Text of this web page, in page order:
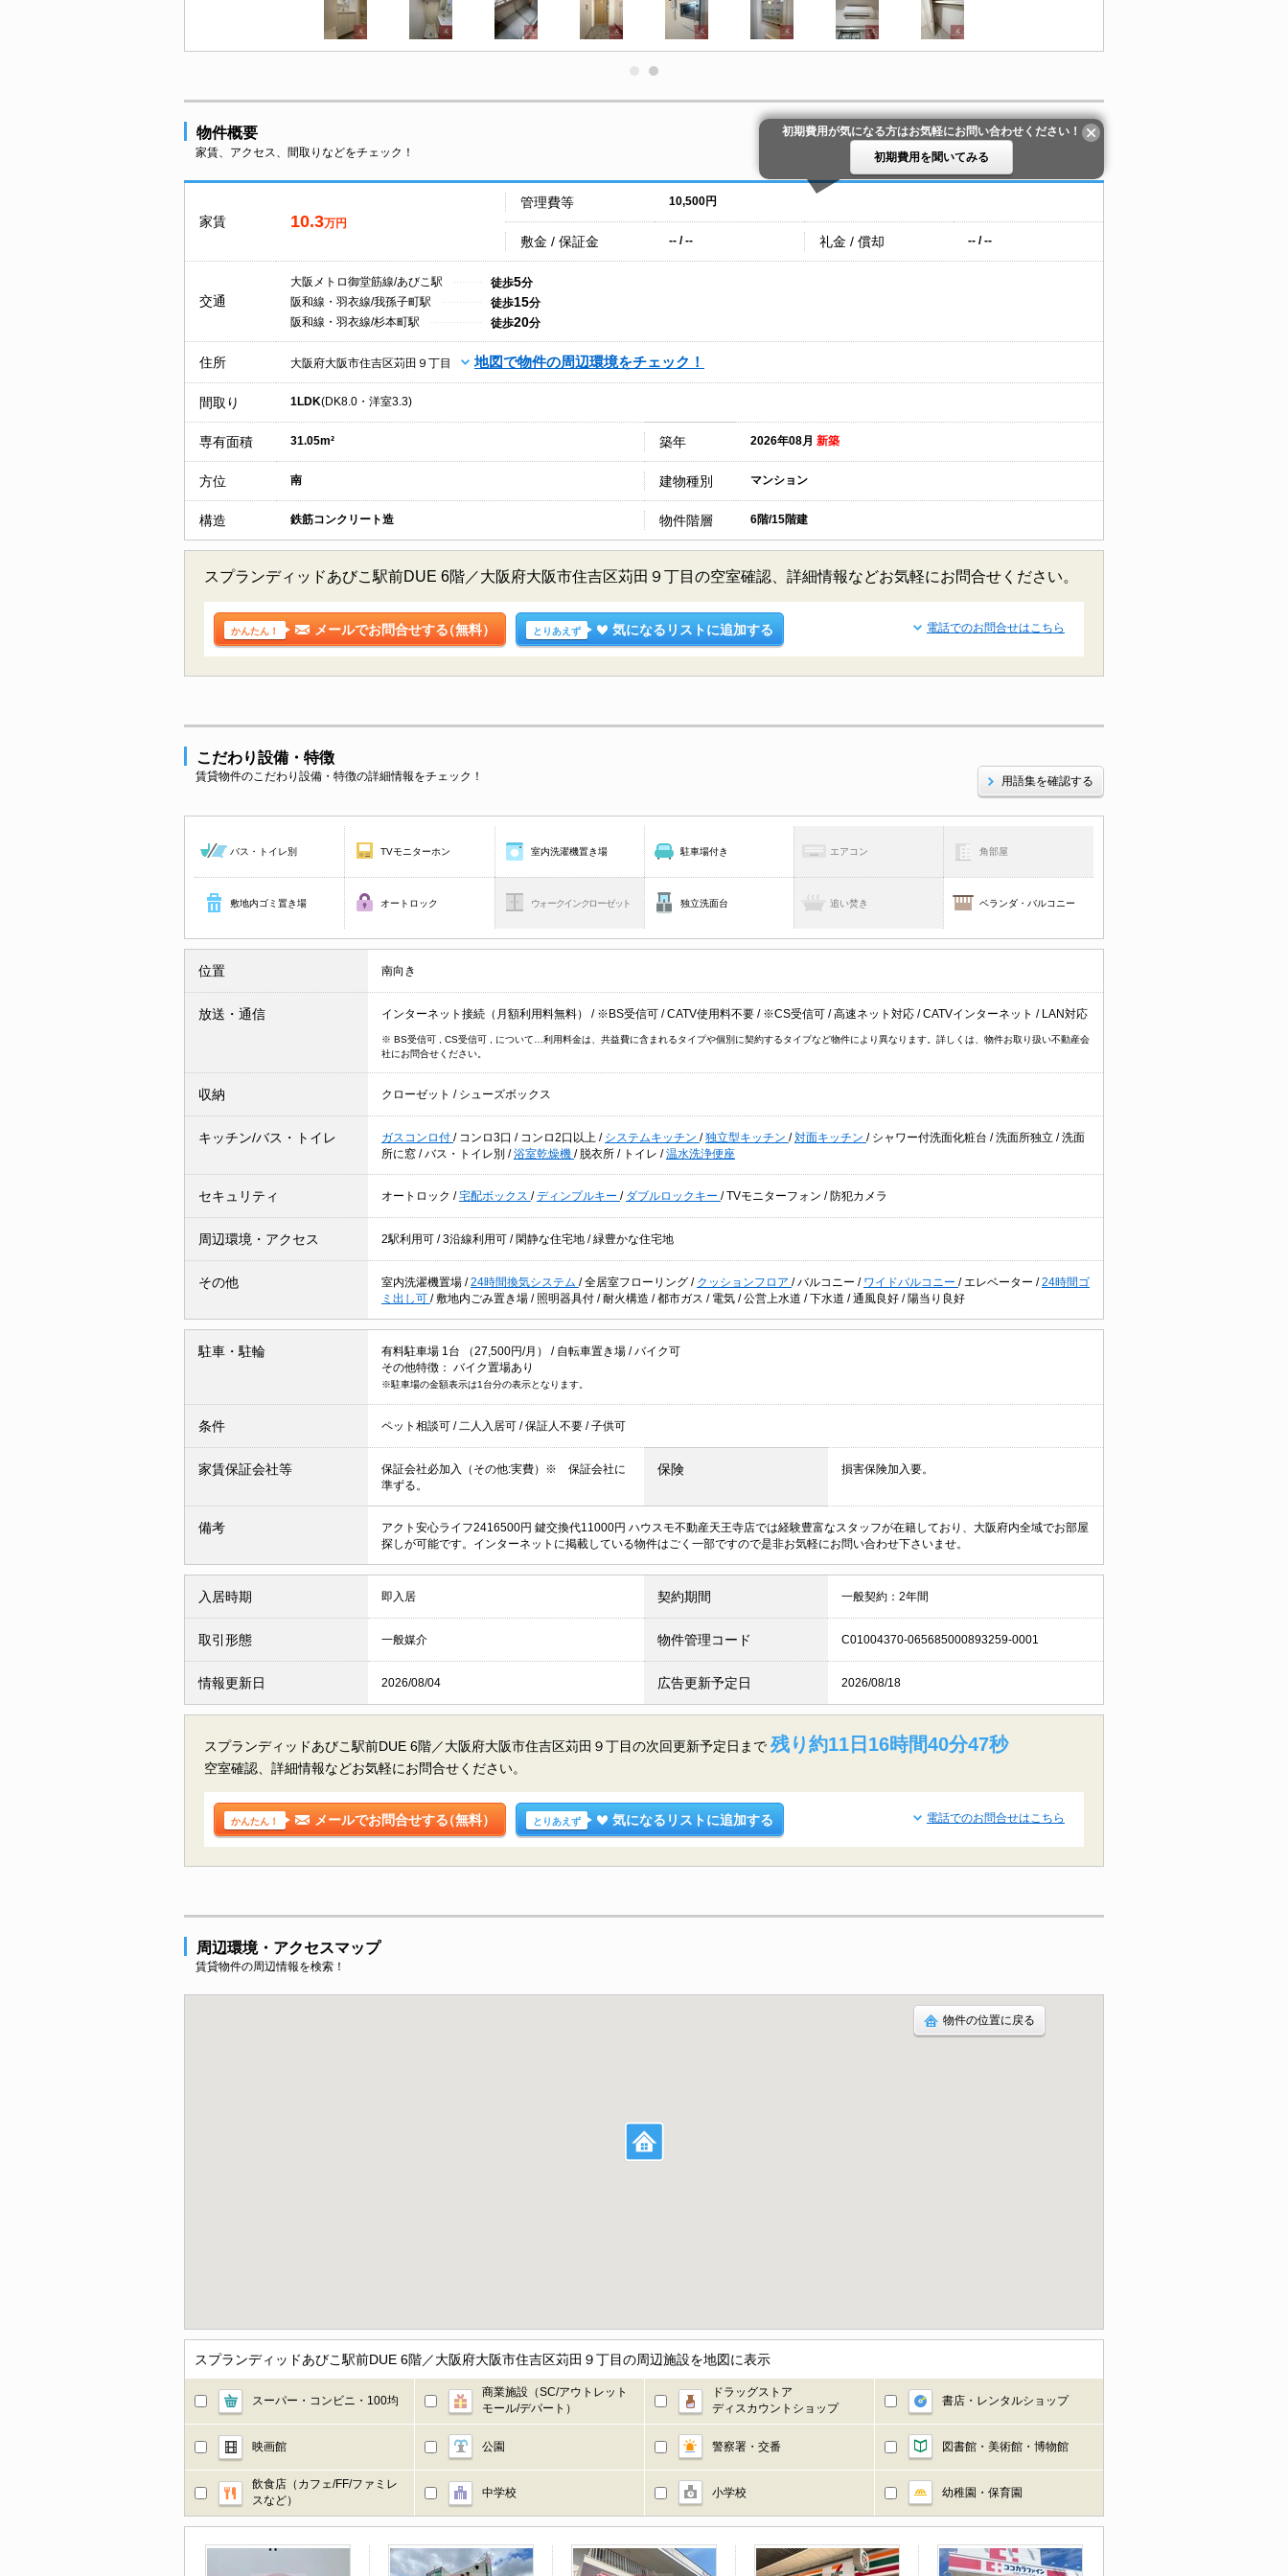
物件概要
家賃、アクセス、間取りなどをチェック！
初期費用が気になる方はお気軽にお問い合わせください！
初期費用を聞いてみる
家賃 10.3万円
管理費等 10,500円
敷金 / 保証金 -- / -- 礼金 / 償却 -- / --
交通
大阪メトロ御堂筋線/あびこ駅 徒歩5分
阪和線・羽衣線/我孫子町駅
徒歩15分
阪和線・羽衣線/杉本町駅
徒歩20分
住所 大阪府大阪市住吉区苅田９丁目 地図で物件の周辺環境をチェック！
間取り 1LDK(DK8.0・洋室3.3)
専有面積 31.05m² 築年 2026年08月 新築
方位 南 建物種別 マンション
構造 鉄筋コンクリート造 物件階層 6階/15階建
スプランディッドあびこ駅前DUE 6階／大阪府大阪市住吉区苅田９丁目の空室確認、詳細情報などお気軽にお問合せください。
かんたん！ メールでお問合せする（無料） とりあえず 気になるリストに追加する 電話でのお問合せはこちら
こだわり設備・特徴
賃貸物件のこだわり設備・特徴の詳細情報をチェック！ 用語集を確認する
バス・トイレ別 TVモニターホン 室内洗濯機置き場 駐車場付き エアコン 角部屋
敷地内ゴミ置き場 オートロック ウォークインクローゼット 独立洗面台 追い焚き ベランダ・バルコニー
位置 南向き
放送・通信 インターネット接続（月額利用料無料） / ※BS受信可 /CATV使用料不要 / ※CS受信可 /高速ネット対応 /CATVインターネット / LAN対応
※ BS受信可 , CS受信可 , について…利用料金は、共益費に含まれるタイプや個別に契約するタイプなど物件により異なります。詳しくは、物件お取り扱い不動産会
社にお問合せください。
収納 クローゼット / シューズボックス
キッチン/バス・トイレ ガスコンロ付 / コンロ3口 / コンロ2口以上 / システムキッチン /独立型キッチン /対面キッチン / シャワー付洗面化粧台 /洗面所独立 /洗面
所に窓 /バス・トイレ別 /浴室乾燥機 / 脱衣所 / トイレ /温水洗浄便座
セキュリティ オートロック /宅配ボックス /ディンプルキー / ダブルロックキー /TVモニターフォン / 防犯カメラ
周辺環境・アクセス 2駅利用可 /3沿線利用可 / 閑静な住宅地 /緑豊かな住宅地
その他 室内洗濯機置場 /24時間換気システム /全居室フローリング / クッションフロア /バルコニー / ワイドバルコニー / エレベーター /24時間ゴ
ミ出し可 /敷地内ごみ置き場 / 照明器具付 /耐火構造 /都市ガス / 電気 /公営上水道 /下水道 /通風良好 / 陽当り良好
駐車・駐輪 有料駐車場 1台 （27,500円/月） / 自転車置き場 /バイク可
その他特徴： バイク置場あり
※駐車場の金額表示は1台分の表示となります。
条件 ペット相談可 / 二人入居可 /保証人不要 /子供可
家賃保証会社等
保証会社必加入（その他:実費）※ 保証会社に
準ずる。
保険 損害保険加入要。
備考
アクト安心ライフ2416500円 鍵交換代11000円 ハウスモ不動産天王寺店では経験豊富なスタッフが在籍しており、大阪府内全域でお部屋
探しが可能です。インターネットに掲載している物件はごく一部ですので是非お気軽にお問い合わせ下さいませ。
入居時期 即入居 契約期間 一般契約：2年間
取引形態 一般媒介 物件管理コード C01004370-065685000893259-0001
情報更新日 2026/08/04 広告更新予定日 2026/08/18
スプランディッドあびこ駅前DUE 6階／大阪府大阪市住吉区苅田９丁目の次回更新予定日まで 残り約11日16時間40分46秒
空室確認、詳細情報などお気軽にお問合せください。
かんたん！ メールでお問合せする（無料） とりあえず 気になるリストに追加する 電話でのお問合せはこちら
周辺環境・アクセスマップ
賃貸物件の周辺情報を検索！
物件の位置に戻る
スプランディッドあびこ駅前DUE 6階／大阪府大阪市住吉区苅田９丁目の周辺施設を地図に表示
スーパー・コンビニ・100均
商業施設（SC/アウトレット
モール/デパート）
ドラッグストア
ディスカウントショップ
書店・レンタルショップ
映画館 公園 警察署・交番 図書館・美術館・博物館
飲食店（カフェ/FF/ファミレ
スなど）
中学校 小学校 幼稚園・保育園